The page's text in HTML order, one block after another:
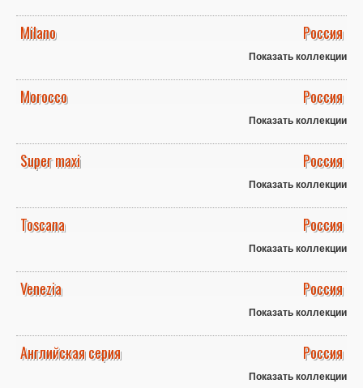
Milano Россия
Показать коллекции
Morocco Россия
Показать коллекции
Super maxi Россия
Показать коллекции
Toscana Россия
Показать коллекции
Venezia Россия
Показать коллекции
Английская серия Россия
Показать коллекции